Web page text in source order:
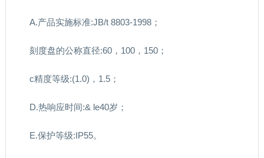
A.产品实施标准:JB/t 8803-1998；
刻度盘的公称直径:60，100，150；
c精度等级:(1.0)，1.5；
D.热响应时间:& le40岁；
E.保护等级:IP55。